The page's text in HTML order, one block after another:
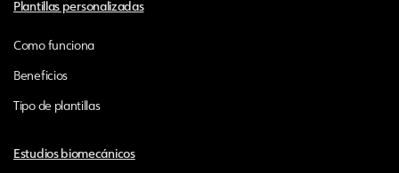
Plantillas personalizadas
Como funciona
Beneficios
Tipo de plantillas
Estudios biomecánicos